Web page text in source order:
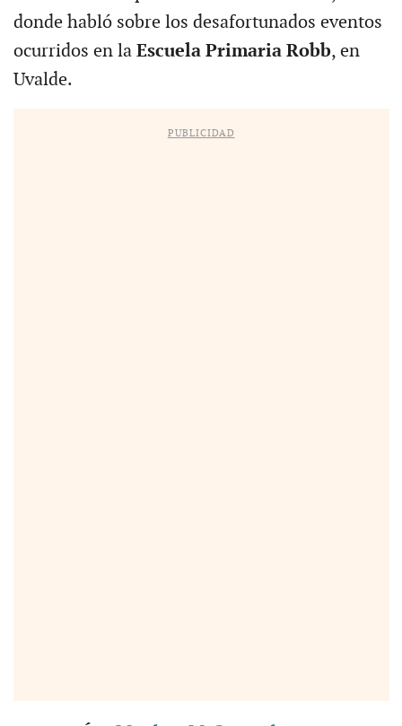
donde habló sobre los desafortunados eventos
ocurridos en la Escuela Primaria Robb, en
Uvalde.
PUBLICIDAD